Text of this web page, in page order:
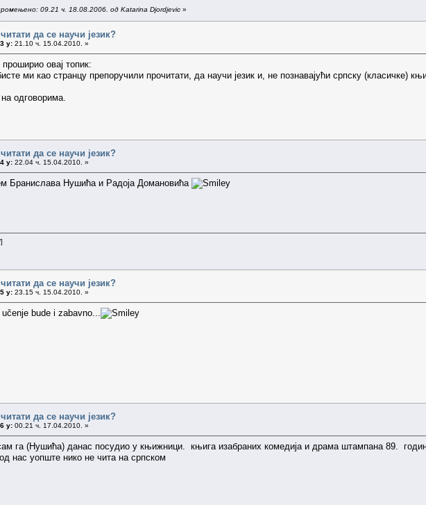
09.21 ч. 18.08.2006. од Katarina Djordjevic »
да се научи језик?
у: 21.10 ч. 15.04.2010. »
овај топик:
ми као странцу препоручили прочитати, да научи језик и, не познавајући српску (класичке)
одговорима.
да се научи језик?
у: 22.04 ч. 15.04.2010. »
Бранислава Нушића и Радоја Домановића
]
да се научи језик?
у: 23.15 ч. 15.04.2010. »
bude i zabavno...
да се научи језик?
у: 00.21 ч. 17.04.2010. »
га (Нушића) данас посудио у књижници. књига изабраних комедија и драма штампана 89.
нас уопште нико не чита на српском